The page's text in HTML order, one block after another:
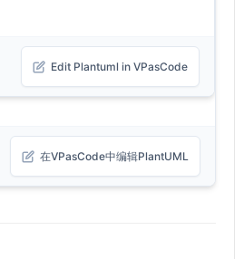
Edit Plantuml in VPasCode
在VPasCode中编辑PlantUML